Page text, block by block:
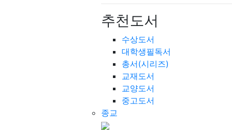
추천도서
수상도서
대학생필독서
총서(시리즈)
교재도서
교양도서
중고도서
종교